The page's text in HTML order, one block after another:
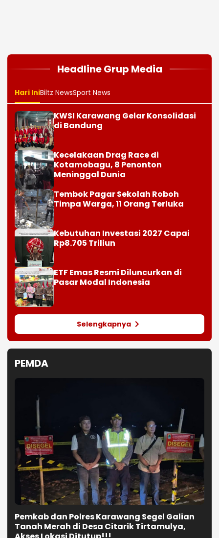
Headline Grup Media
Hari IniBiltz NewsSport News
KWSI Karawang Gelar Konsolidasi
di Bandung
Kecelakaan Drag Race di
Kotamobagu, 8 Penonton
Meninggal Dunia
Tembok Pagar Sekolah Roboh
Timpa Warga, 11 Orang Terluka
Kebutuhan Investasi 2027 Capai
Rp8.705 Triliun
ETF Emas Resmi Diluncurkan di
Pasar Modal Indonesia
Selengkapnya
PEMDA
Pemkab dan Polres Karawang Segel Galian
Tanah Merah di Desa Citarik Tirtamulya,